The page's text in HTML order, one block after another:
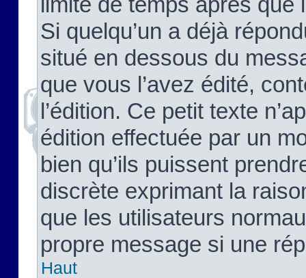
Si quelqu’un a déjà
situé en dessous du
que vous l’avez édité,
l’édition. Ce petit texte
édition effectuée par un
bien qu’ils puissent
discrète exprimant la
que les utilisateurs
propre message si une
Haut